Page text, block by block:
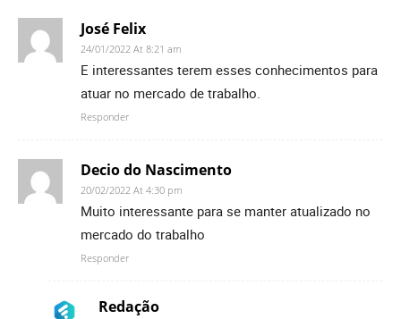
José Felix
24/01/2022 At 8:21 am
E interessantes terem esses conhecimentos para
atuar no mercado de trabalho.
Responder
Decio do Nascimento
20/02/2022 At 4:30 pm
Muito interessante para se manter atualizado no
mercado do trabalho
Responder
Redação